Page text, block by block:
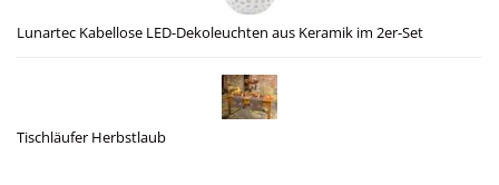
Lunartec Kabellose LED-Dekoleuchten aus Keramik im 2er-Set
Tischläufer Herbstlaub